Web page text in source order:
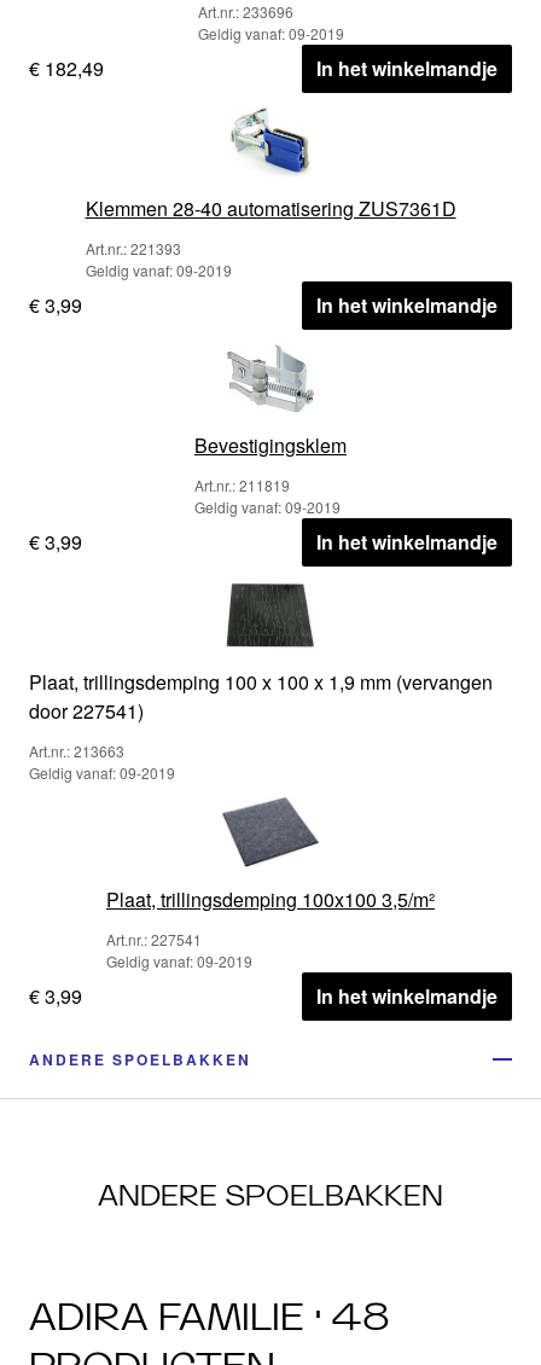
Art.nr.: 233696
Geldig vanaf: 09-2019
€ 182,49 In het winkelmandje
Klemmen 28-40 automatisering ZUS7361D
Art.nr.: 221393
Geldig vanaf: 09-2019
€ 3,99 In het winkelmandje
Bevestigingsklem
Art.nr.: 211819
Geldig vanaf: 09-2019
€ 3,99 In het winkelmandje
Plaat, trillingsdemping 100 x 100 x 1,9 mm (vervangen
door 227541)
Art.nr.: 213663
Geldig vanaf: 09-2019
Plaat, trillingsdemping 100x100 3,5/m²
Art.nr.: 227541
Geldig vanaf: 09-2019
€ 3,99 In het winkelmandje
ANDERE SPOELBAKKEN
ANDERE SPOELBAKKEN
ADIRA FAMILIE · 48